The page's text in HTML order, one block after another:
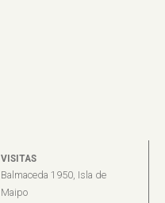
VISITAS
Balmaceda 1950, Isla de
Maipo